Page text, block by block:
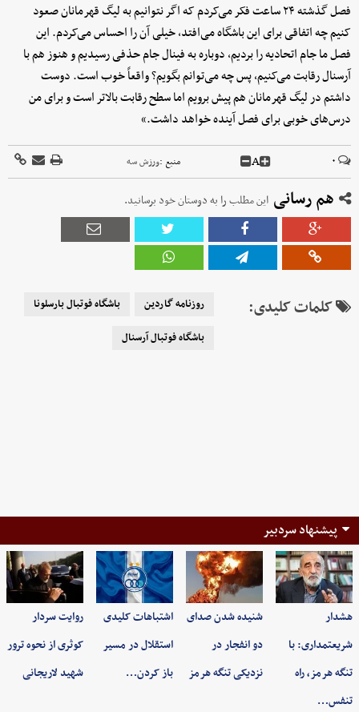
فصل گذشته ۲۴ ساعت فکر می‌کردم که اگر نتوانیم به لیگ قهرمانان صعود
کنیم چه اتفاقی برای این باشگاه می‌افتد، خیلی آن را احساس می‌کردم. این
فصل ما جام اتحادیه را بردیم، دوباره به فینال جام حذفی رسیدیم و هنوز هم با
آرسنال رقابت می‌کنیم، پس چه می‌توانم بگویم؟ واقعاً خوب است. دوست
داشتم در لیگ قهرمانان هم پیش برویم اما سطح رقابت بالاتر است و برای من
درس‌های خوبی برای فصل آینده خواهد داشت.»
۰ A منبع :ورزش سه
هم رسانی این مطلب را به دوستان خود برسانید.
کلمات کلیدی: روزنامه گاردین
باشگاه فوتبال بارسلونا
باشگاه فوتبال آرسنال
پیشنهاد سردبیر
هشدار
شریعتمداری: با
تنگه هرمز، راه
تنفس…
شنیده شدن صدای
دو انفجار در
نزدیکی تنگه هرمز
اشتباهات کلیدی
استقلال در مسیر
باز کردن…
روایت سردار
کوثری از نحوه ترور
شهید لاریجانی